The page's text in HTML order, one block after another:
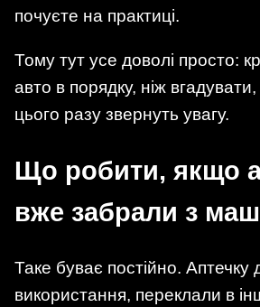
почуєте на практиці.
Тому тут усе доволі просто:
авто в порядку, ніж
цього разу звернуть увагу.
Що робити, якщо
вже забрали з
Таке буває постійно. Аптечку
використання, переклали в